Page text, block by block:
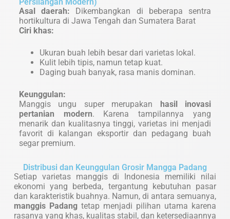
Asal daerah: Dikembangkan di beberapa sentra
hortikultura di Jawa Tengah dan Sumatera Barat
Ciri khas:
Ukuran buah lebih besar dari varietas lokal.
Kulit lebih tipis, namun tetap kuat.
Daging buah banyak, rasa manis dominan.
Keunggulan:
Manggis ungu super merupakan hasil inovasi
pertanian modern. Karena tampilannya yang
menarik dan kualitasnya tinggi, varietas ini menjadi
favorit di kalangan eksportir dan pedagang buah
segar premium.
Distribusi dan Keunggulan Grosir Mangga Padang
Setiap varietas manggis di Indonesia memiliki nilai
ekonomi yang berbeda, tergantung kebutuhan pasar
dan karakteristik buahnya. Namun, di antara semuanya,
manggis Padangtetap menjadi pilihan utama karena
rasanya yang khas, kualitas stabil, dan ketersediaannya